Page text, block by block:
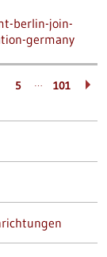
berlin-join-
germany
5 … 101